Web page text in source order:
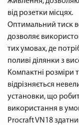
від розетки місцях.
Оптимальний тиск
дозволяє
тих умовах, де
поливі ділянки з
Компактні розміри
відрізняється
установки, що
використання в
Procraft VN18